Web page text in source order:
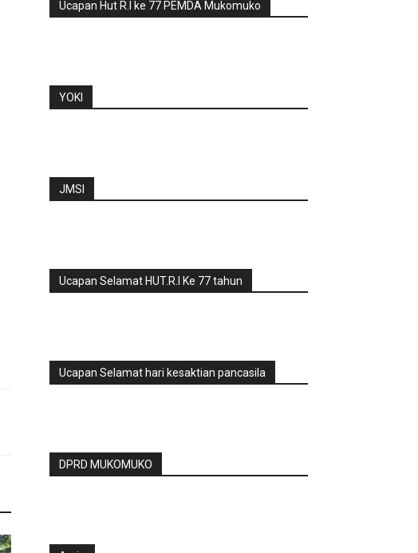
Ucapan Hut R.I ke 77 PEMDA Mukomuko
YOKI
JMSI
Ucapan Selamat HUT.R.I Ke 77 tahun
Ucapan Selamat hari kesaktian pancasila
DPRD MUKOMUKO